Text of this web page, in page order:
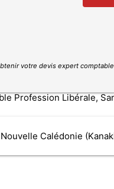
votre devis expert
Profession Libérale,
Calédonie